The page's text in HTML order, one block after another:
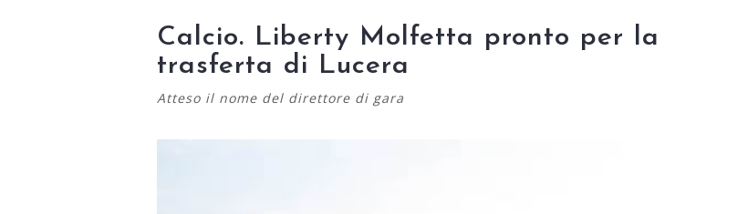
Calcio. Liberty Molfetta pronto per la
trasferta di Lucera
Atteso il nome del direttore di gara